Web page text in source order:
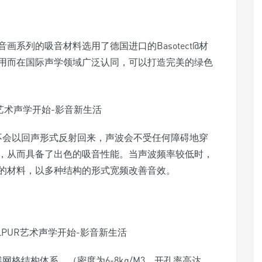
系列的吸音材料选用了德国进口的Basotect@材
而在国际声学领域广泛认同，可以打造完美的绿色
以回声形式反射回来，声波会不受任何障碍地穿
而具备了出色的吸音性能。当声波频率较低时，
料，以多种结构的形式宽频改善音效。